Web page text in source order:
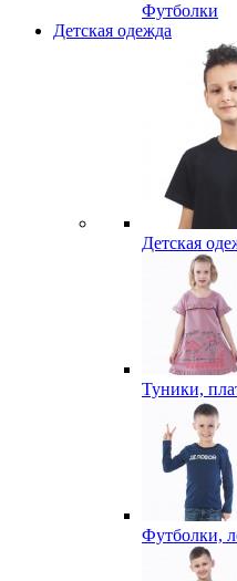
Футболки
Детская одежда
Детская
Туники,
Футболки,